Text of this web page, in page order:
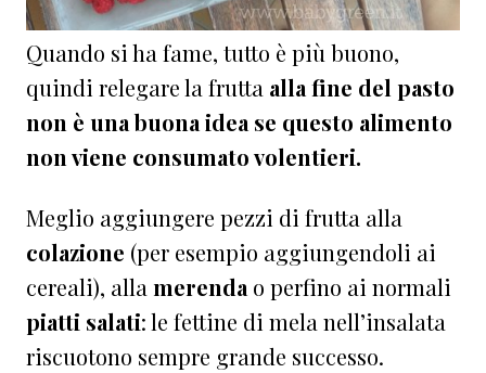
Quando si ha fame, tutto è più buono,
quindi relegare la frutta alla fine del pasto
non è una buona idea se questo alimento
non viene consumato volentieri.
Meglio aggiungere pezzi di frutta alla
colazione (per esempio aggiungendoli ai
cereali), alla merenda o perfino ai normali
piatti salati: le fettine di mela nell’insalata
riscuotono sempre grande successo.